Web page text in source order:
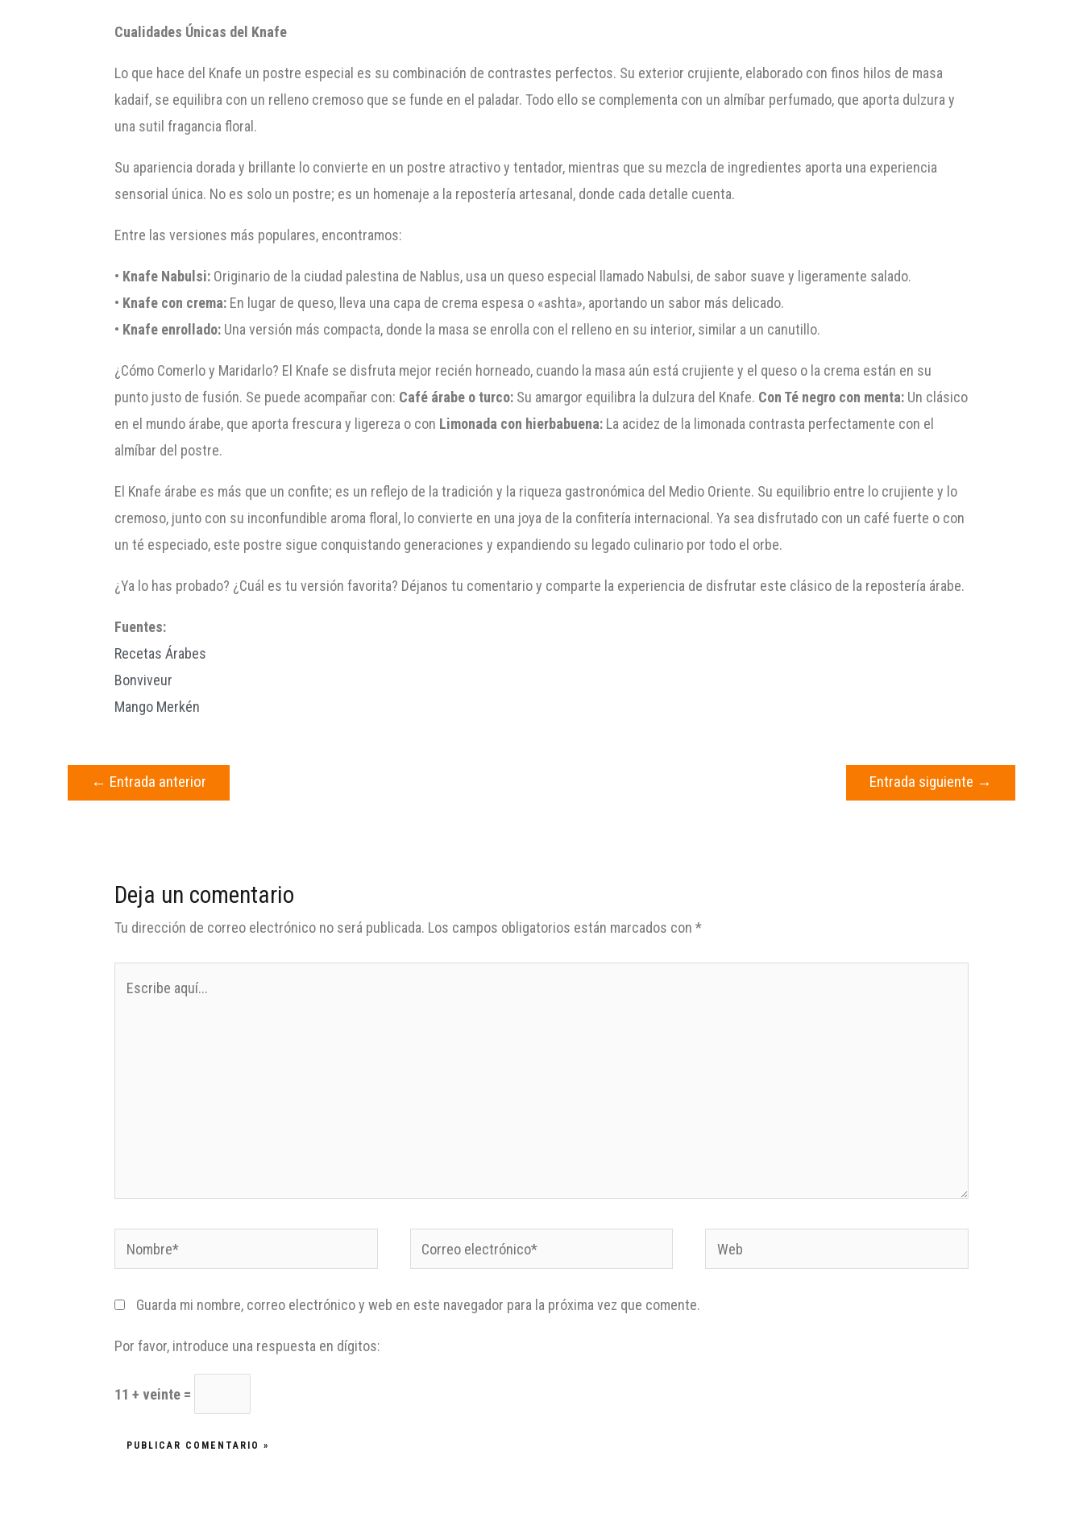
Cualidades Únicas del Knafe
Lo que hace del Knafe un postre especial es su combinación de contrastes perfectos. Su exterior crujiente, elaborado con finos hilos de masa
kadaif, se equilibra con un relleno cremoso que se funde en el paladar. Todo ello se complementa con un almíbar perfumado, que aporta dulzura y
una sutil fragancia floral.
Su apariencia dorada y brillante lo convierte en un postre atractivo y tentador, mientras que su mezcla de ingredientes aporta una experiencia
sensorial única. No es solo un postre; es un homenaje a la repostería artesanal, donde cada detalle cuenta.
Entre las versiones más populares, encontramos:
• Knafe Nabulsi: Originario de la ciudad palestina de Nablus, usa un queso especial llamado Nabulsi, de sabor suave y ligeramente salado.
• Knafe con crema: En lugar de queso, lleva una capa de crema espesa o «ashta», aportando un sabor más delicado.
• Knafe enrollado: Una versión más compacta, donde la masa se enrolla con el relleno en su interior, similar a un canutillo.
¿Cómo Comerlo y Maridarlo? El Knafe se disfruta mejor recién horneado, cuando la masa aún está crujiente y el queso o la crema están en su
punto justo de fusión. Se puede acompañar con: Café árabe o turco: Su amargor equilibra la dulzura del Knafe. Con Té negro con menta: Un clásico
en el mundo árabe, que aporta frescura y ligereza o con Limonada con hierbabuena: La acidez de la limonada contrasta perfectamente con el
almíbar del postre.
El Knafe árabe es más que un confite; es un reflejo de la tradición y la riqueza gastronómica del Medio Oriente. Su equilibrio entre lo crujiente y lo
cremoso, junto con su inconfundible aroma floral, lo convierte en una joya de la confitería internacional. Ya sea disfrutado con un café fuerte o con
un té especiado, este postre sigue conquistando generaciones y expandiendo su legado culinario por todo el orbe.
¿Ya lo has probado? ¿Cuál es tu versión favorita? Déjanos tu comentario y comparte la experiencia de disfrutar este clásico de la repostería árabe.
Fuentes:
Recetas Árabes
Bonviveur
Mango Merkén
← Entrada anterior Entrada siguiente →
Deja un comentario
Tu dirección de correo electrónico no será publicada. Los campos obligatorios están marcados con*
Guarda mi nombre, correo electrónico y web en este navegador para la próxima vez que comente.
Por favor, introduce una respuesta en dígitos:
11 + veinte =